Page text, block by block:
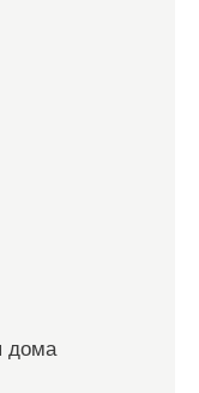
дома